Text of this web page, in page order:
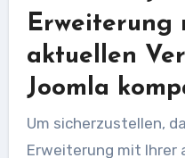
Erweiterung
aktuellen
Joomla
Um sicherzustellen,
Erweiterung mit Ihrer